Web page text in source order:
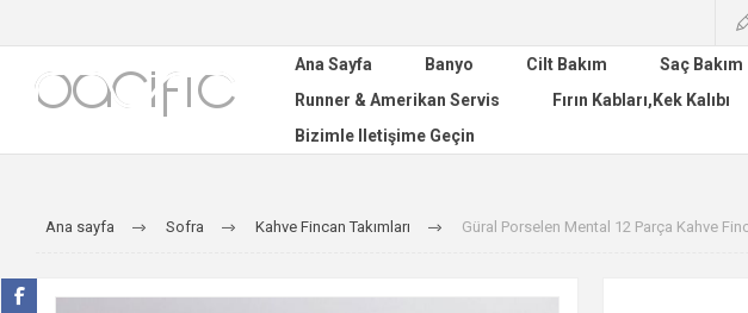
Ana Sayfa Banyo Cilt Bakım Saç Bakım
Runner & Amerikan Servis
Fırın Kabları,Kek Kalıbı
Bizimle Iletişime Geçin
Ana sayfa Sofra Kahve Fincan Takımları Güral Porselen Mental 12 Parça Kahve